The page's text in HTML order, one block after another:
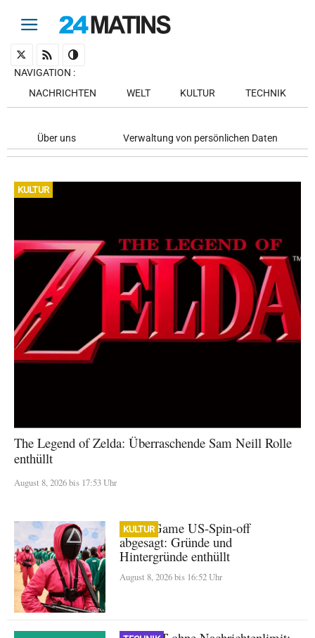
NAVIGATION :
NACHRICHTEN
WELT KULTUR TECHNIK
Über uns Verwaltung von persönlichen Daten
KULTUR
The Legend of Zelda: Überraschende Sam Neill Rolle
enthüllt
August 8, 2026 bis 17:53 Uhr
KULTUR
Squid Game US-Spin-off
abgesagt: Gründe und
Hintergründe enthüllt
August 8, 2026 bis 16:52 Uhr